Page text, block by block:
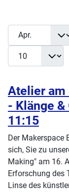
Filter
Monat
Atelier am
- Klänge
11:15
Der Makerspace
sich, Sie zu
Making" am 16.
Erforschung des
Linse des